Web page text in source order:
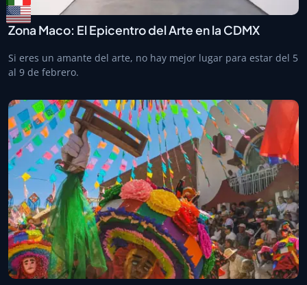
Zona Maco: El Epicentro del Arte en la CDMX
Si eres un amante del arte, no hay mejor lugar para estar del 5
al 9 de febrero.